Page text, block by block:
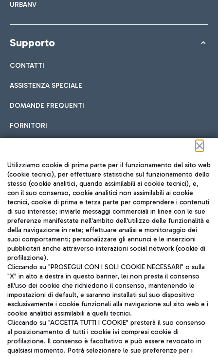
URBANV
Supporto
CONTATTI
ASSISTENZA SPECIALE
DOMANDE FREQUENTI
FORNITORI
Seguici sui social
TRAVEL JOURNAL
ITA
Aeroporti di Roma S.p.A. - Società soggetta a direzione e
coordinamento di Mundys S.p.A.
Codice fiscale e Registro delle Imprese di Roma 13032990155 P.
IVA 06572251004
Capitale sociale 62.224.743,00 int. vers.
Utilizziamo cookie di prima parte per il funzionamento del sito web
(cookie tecnici), per effettuare statistiche sul funzionamento dello
stesso (cookie analitici, quando assimilabili ai cookie tecnici), e,
con il suo consenso, cookie analitici non assimilabili ai cookie
tecnici, cookie di prima e terza parte per comprendere i contenuti
di suo interesse; inviarle messaggi commerciali in linea con le sue
preferenze manifestate nell'ambito dell'utilizzo delle funzionalità e
della navigazione in rete; effettuare analisi e monitoraggio dei
suoi comportamenti; personalizzare gli annunci e le inserzioni
pubblicitari anche attraverso interazioni social network (cookie di
profilazione).
Cliccando su "PROSEGUI CON I SOLI COOKIE NECESSARI" o sulla
"X" in alto a destra in questo banner, lei non presta il consenso
all'uso dei cookie che richiedono il consenso, mantenendo le
impostazioni di default, e saranno installati sul suo dispositivo
esclusivamente i cookie funzionali alla navigazione sul sito web e i
cookie analitici assimilabili a quelli tecnici.
Cliccando su "ACCETTA TUTTI I COOKIE" presterà il suo consenso
al posizionamento di tutti i cookie ivi compresi cookie di
profilazione. Il consenso è facoltativo e può essere revocato in
qualsiasi momento. Potrà selezionare le sue preferenze per i